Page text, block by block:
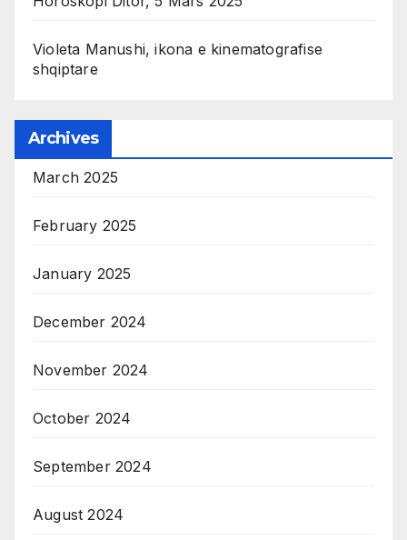
Violeta Manushi, ikona e kinematografise
shqiptare
Archives
March 2025
February 2025
January 2025
December 2024
November 2024
October 2024
September 2024
August 2024